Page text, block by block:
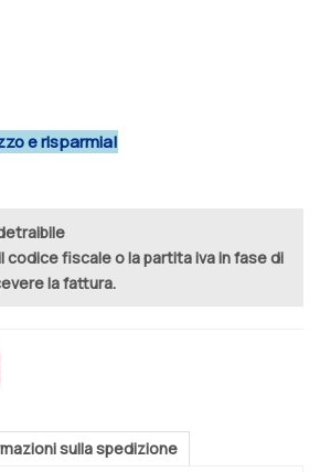
e risparmia!
codice fiscale o la partita iva in fase di
la fattura.
sulla spedizione